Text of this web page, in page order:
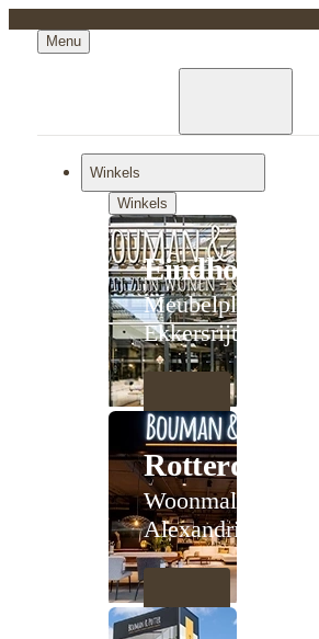
Menu
Winkels
Winkels
Eindhoven
Meubelplein
Ekkersrijt
Rotterdam
Woonmall
Alexandrium